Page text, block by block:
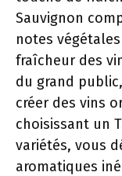
Sauvignon
notes
fraîcheur des
du grand
créer des vins
choisissant un
variétés, vous
aromatiques